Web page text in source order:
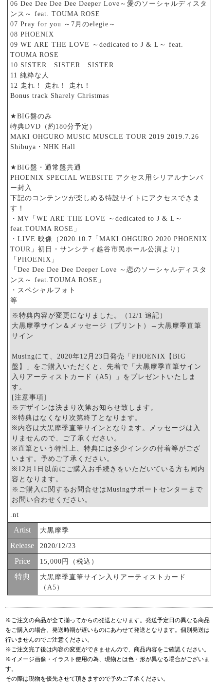
06 Dee Dee Dee Dee Deeper Love～愛のソーシャルディスタ
ンス～ feat. TOUMA ROSE
07 Pray for you ～7月のelegie～
08 PHOENIX
09 WE ARE THE LOVE ～dedicated to J & L～ feat.
TOUMA ROSE
10 SISTER SISTER SISTER
11 純粋な人
12 走れ！ 走れ！ 走れ！
Bonus track Sharely Christmas
★BIG盤のみ
特典DVD（約180分予定）
MAKI OHGURO MUSIC MUSCLE TOUR 2019 2019.7.26
Shibuya・NHK Hall
★BIG盤・通常盤共通
PHOENIX SPECIAL WEBSITE アクセス用シリアルナンバ
ー封入
下記のコンテンツが楽しめる特設サイトにアクセスできま
す！
・MV「WE ARE THE LOVE ～dedicated to J & L～
feat.TOUMA ROSE」
・LIVE 映像（2020.10.7「MAKI OHGURO 2020 PHOENIX
TOUR」初日・サンシティ越谷市民ホール公演より）
「PHOENIX」
「Dee Dee Dee Dee Deeper Love ～恋のソーシャルディスタ
ンス～ feat.TOUMA ROSE」
・スペシャルフォト
等
※特典内容が変更になりました。（12/1 追記）
大黒摩季サイン＆メッセージ（プリント）→大黒摩季直筆
サイン
Musingにて、2020年12月23日発売「PHOENIX【BIG
盤】」をご購入いただくと、先着で「大黒摩季直筆サイン
入りアーティストカード（A5）」をプレゼントいたしま
す。
[注意事項]
※デザインは決まり次第お知らせ致します。
※特典はなくなり次第終了となります。
※内容は大黒摩季直筆サインとなります。メッセージは入
りませんので、ご了承ください。
※直筆という特性上、特典には多少インクの付着等がござ
います。予めご了承ください。
※12月1日以前にご購入お手続きをいただいている方も同内
容となります。
※ご購入に関するお問合せはMusingサポートセンターまで
お問い合わせください。
.nt
Artist 大黒摩季
Release 2020/12/23
Price 15,000円（税込）
特典
大黒摩季直筆サイン入りアーティストカード
（A5）
※ご注文の商品が全て揃ってからの発送となります。発送予定日の異なる商品
をご購入の場合、発送時期が遅いものにあわせて発送となります。個別発送は
行いませんのでご注意ください。
※ご注文完了後は内容の変更ができませんので、商品内容をご確認ください。
※イメージ画像・イラスト使用の為、現物とは色・形が異なる場合がございま
す。
その際は現物を優先させて頂きますので予めご了承ください。